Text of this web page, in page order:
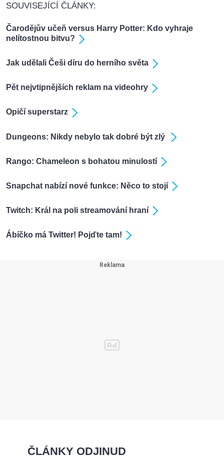
SOUVISEJÍCÍ ČLÁNKY:
Čarodějův učeň versus Harry Potter: Kdo vyhraje
nelítostnou bitvu?
Jak udělali Češi díru do herního světa
Pět nejvtipnějších reklam na videohry
Opičí superstarz
Dungeons: Nikdy nebylo tak dobré být zlý
Rango: Chameleon s bohatou minulostí
Snapchat nabízí nové funkce: Něco to stojí
Twitch: Král na poli streamování hraní
Ábíčko má Twitter! Pojďte tam!
ČLÁNKY ODJINUD